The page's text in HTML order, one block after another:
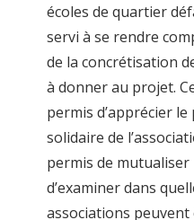
écoles de quartier
servi à se rendre
de la concrétisation
à donner au projet.
permis d’apprécier
solidaire de
permis de mutualiser
d’examiner dans
associations